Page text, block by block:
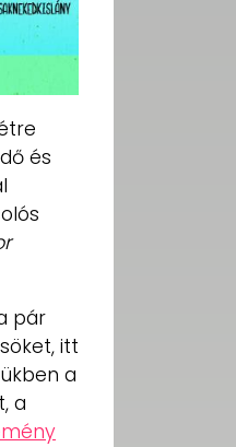
és
pár
itt
a
a